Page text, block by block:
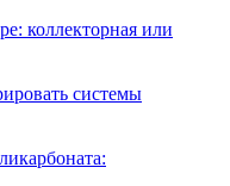
коллекторная или
системы